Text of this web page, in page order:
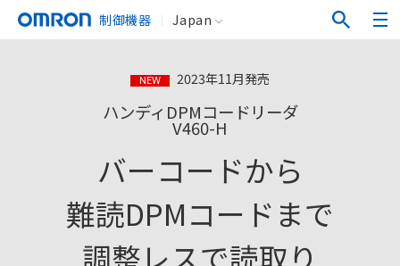
制御機器 Japan
NEW 2023年11月発売
ハンディDPMコードリーダ
V460-H
バーコードから
難読DPMコードまで
調整レスで読取り